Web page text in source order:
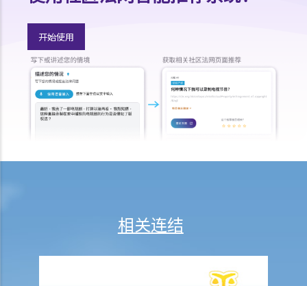
方直接购入该单位，情况将会怎样？ 在这种情况下，阁下仍可能要支付
佣金给第一间地产代理。请参阅表格4内的附表3 ─ 买方须支付的佣
金。如有疑问，可向阁下的律师查询。
10. 如果我对受讬的地产代理的服务感到不满，可向谁投诉？
11. 在买入单位前，我发现地产代理曾向我提供错误的资料，或忘记向
我告诉一些重要事项。我可否终止临时买卖合约，并向该地产代理（及
其雇主）索偿？
3. 临时买卖合约一般会包含甚么条款？
5. 在签订临时买卖合约时，如物业仍有未解除的按揭，买方应留意甚
开始使用
相关连结